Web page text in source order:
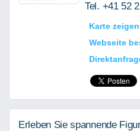
Tel. +41 52
Karte zeigen
Webseite
Erleben Sie spannende